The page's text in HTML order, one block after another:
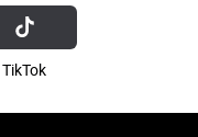
ТikТоk